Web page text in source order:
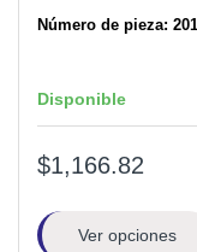
Número de pieza:
Disponible
$1,166.82
Ver opciones